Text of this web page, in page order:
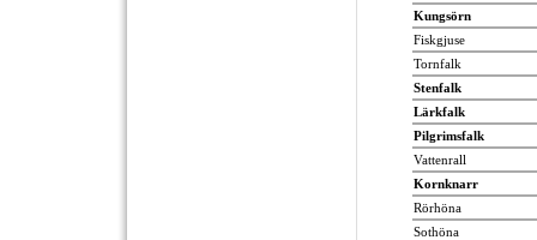
Kungsörn
Fiskgjuse
Tornfalk
Stenfalk
Lärkfalk
Pilgrimsfalk
Vattenrall
Kornknarr
Rörhöna
Sothöna